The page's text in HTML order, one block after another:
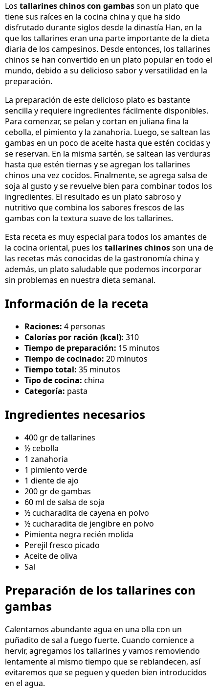
Los tallarines chinos con gambasson un plato que
tiene sus raíces en la cocina china y que ha sido
disfrutado durante siglos desde la dinastía Han, en la
que los tallarines eran una parte importante de la dieta
diaria de los campesinos. Desde entonces, los tallarines
chinos se han convertido en un plato popular en todo el
mundo, debido a su delicioso sabor y versatilidad en la
preparación.
La preparación de este delicioso plato es bastante
sencilla y requiere ingredientes fácilmente disponibles.
Para comenzar, se pelan y cortan en juliana fina la
cebolla, el pimiento y la zanahoria. Luego, se saltean las
gambas en un poco de aceite hasta que estén cocidas y
se reservan. En la misma sartén, se saltean las verduras
hasta que estén tiernas y se agregan los tallarines
chinos una vez cocidos. Finalmente, se agrega salsa de
soja al gusto y se revuelve bien para combinar todos los
ingredientes. El resultado es un plato sabroso y
nutritivo que combina los sabores frescos de las
gambas con la textura suave de los tallarines.
Esta receta es muy especial para todos los amantes de
la cocina oriental, pues los tallarines chinosson una de
las recetas más conocidas de la gastronomía china y
además, un plato saludable que podemos incorporar
sin problemas en nuestra dieta semanal.
Información de la receta
Raciones: 4 personas
Calorías por ración (kcal): 310
Tiempo de preparación: 15 minutos
Tiempo de cocinado: 20 minutos
Tiempo total: 35 minutos
Tipo de cocina: china
Categoría: pasta
Ingredientes necesarios
400 gr de tallarines
½ cebolla
1 zanahoria
1 pimiento verde
1 diente de ajo
200 gr de gambas
60 ml de salsa de soja
½ cucharadita de cayena en polvo
½ cucharadita de jengibre en polvo
Pimienta negra recién molida
Perejil fresco picado
Aceite de oliva
Sal
Preparación de los tallarines con
gambas
Calentamos abundante agua en una olla con un
puñadito de sal a fuego fuerte. Cuando comience a
hervir, agregamos los tallarines y vamos removiendo
lentamente al mismo tiempo que se reblandecen, así
evitaremos que se peguen y queden bien introducidos
en el agua.